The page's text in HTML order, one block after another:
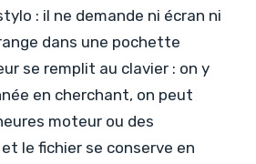
: il ne demande ni écran ni
dans une pochette
se remplit au clavier : on y
en cherchant, on peut
moteur ou des
le fichier se conserve en